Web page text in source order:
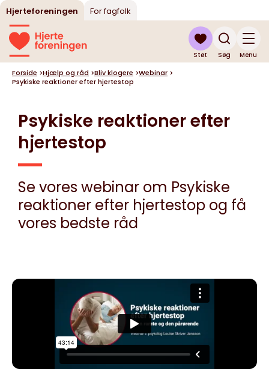
Hjerteforeningen For fagfolk
Søg
Støt Menu
Forside >Hjælp og råd >Bliv klogere >Webinar >
Psykiske reaktioner efter hjertestop
Psykiske reaktioner efter
hjertestop
Se vores webinar om Psykiske
reaktioner efter hjertestop og få
vores bedste råd